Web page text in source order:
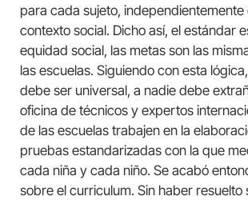
para cada sujeto, independientemente
contexto social. Dicho así, el estándar
equidad social, las metas son las
las escuelas. Siguiendo con esta
debe ser universal, a nadie debe
oficina de técnicos y expertos
de las escuelas trabajen en la
pruebas estandarizadas con la que
cada niña y cada niño. Se acabó
sobre el curriculum. Sin haber resuelto